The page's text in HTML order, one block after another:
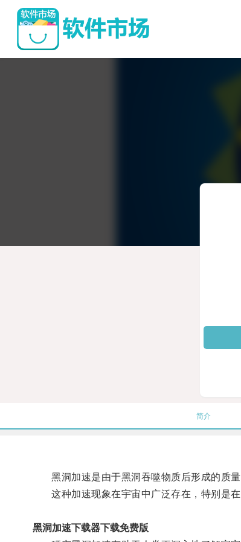
简介
黑洞加速是由于黑洞吞噬物质后形成的质量
这种加速现象在宇宙中广泛存在，特别是在
黑洞加速下载器下载免费版